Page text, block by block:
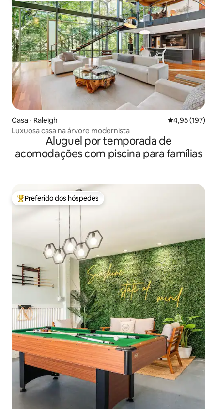
Casa ⋅ Raleigh 4,95 de uma
4,95 (197)
Luxuosa casa na árvore modernista
Aluguel por temporada de
acomodações com piscina para famílias
Entre os melhores preferidos dos hóspedes
Preferido dos hóspedes